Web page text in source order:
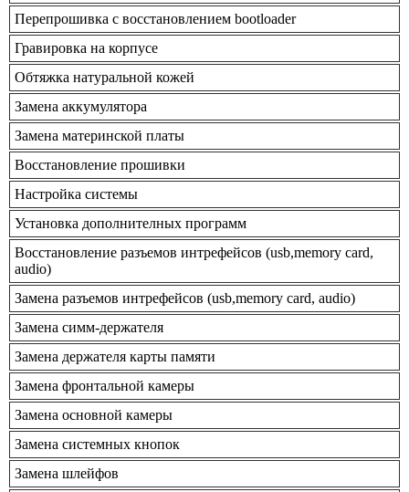
Перепрошивка с восстановлением bootloader
Гравировка на корпусе
Обтяжка натуральной кожей
Замена аккумулятора
Замена материнской платы
Восстановление прошивки
Настройка системы
Установка дополнителных программ
Восстановление разъемов интрефейсов (usb,memory card,
audio)
Замена разъемов интрефейсов (usb,memory card, audio)
Замена симм-держателя
Замена держателя карты памяти
Замена фронтальной камеры
Замена основной камеры
Замена системных кнопок
Замена шлейфов